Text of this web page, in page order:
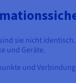
sie nicht
und Geräte.
und